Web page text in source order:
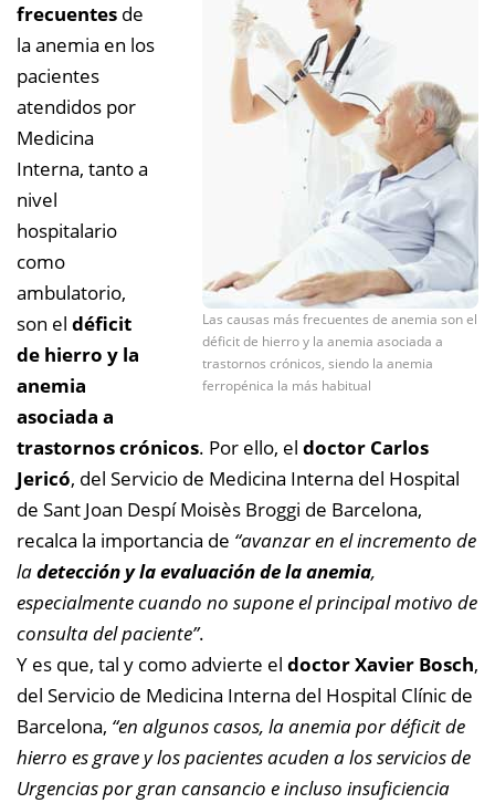
Las causas más frecuentes de anemia son el
déficit de hierro y la anemia asociada a
trastornos crónicos, siendo la anemia
ferropénica la más habitual
frecuentes de
la anemia en los
pacientes
atendidos por
Medicina
Interna, tanto a
nivel
hospitalario
como
ambulatorio,
son el déficit
de hierro y la
anemia
asociada a
trastornos crónicos. Por ello, el doctor Carlos
Jericó, del Servicio de Medicina Interna del Hospital
de Sant Joan Despí Moisès Broggi de Barcelona,
recalca la importancia de “avanzar en el incremento de
ladetección y la evaluación de la anemia,
especialmente cuando no supone el principal motivo de
consulta del paciente”.
Y es que, tal y como advierte el doctor Xavier Bosch,
del Servicio de Medicina Interna del Hospital Clínic de
Barcelona, “en algunos casos, la anemia por déficit de
hierro es grave y los pacientes acuden a los servicios de
Urgencias por gran cansancio e incluso insuficiencia